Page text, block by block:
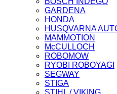
GARDENA
HONDA
HUSQVARNA
MAMMOTION
McCULLOCH
ROBOMOW
RYOBI ROBOYAGI
SEGWAY
STIGA
STIHL / VIKING